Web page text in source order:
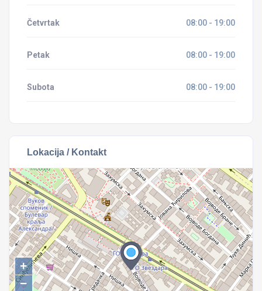
Četvrtak 08:00 - 19:00
Petak 08:00 - 19:00
Subota 08:00 - 19:00
Lokacija / Kontakt
+
−